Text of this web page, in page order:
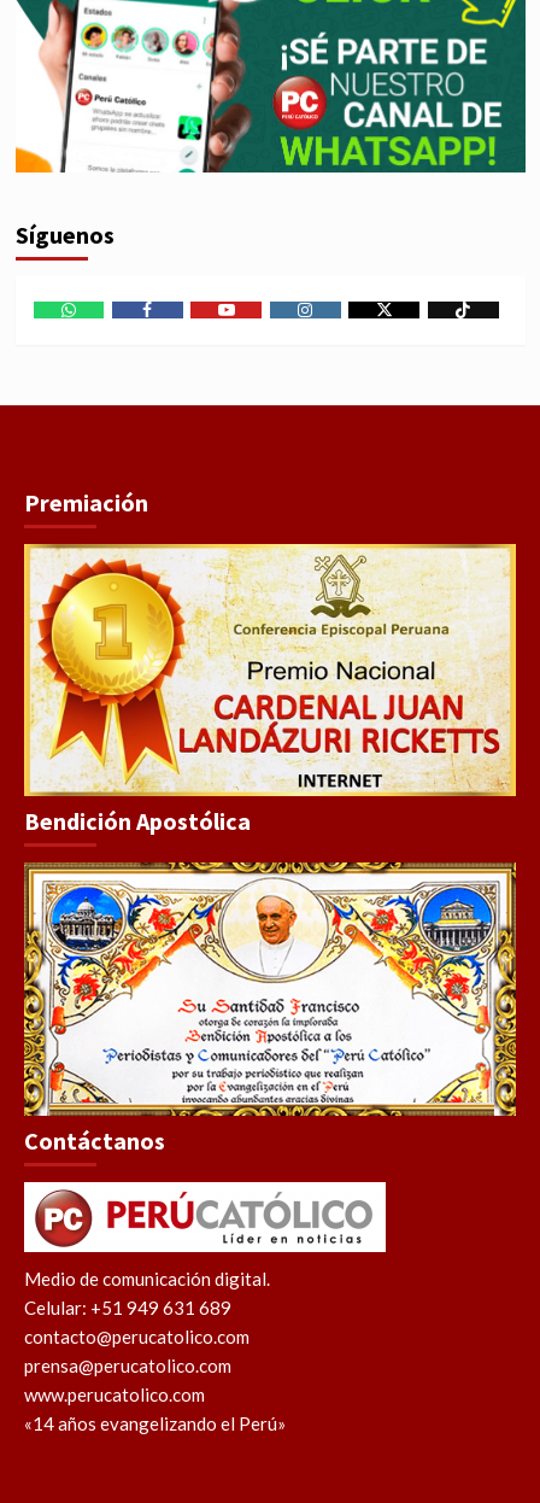
Síguenos
Premiación
Bendición Apostólica
Contáctanos
Medio de comunicación digital.
Celular: +51 949 631 689
contacto@perucatolico.com
prensa@perucatolico.com
www.perucatolico.com
«14 años evangelizando el Perú»